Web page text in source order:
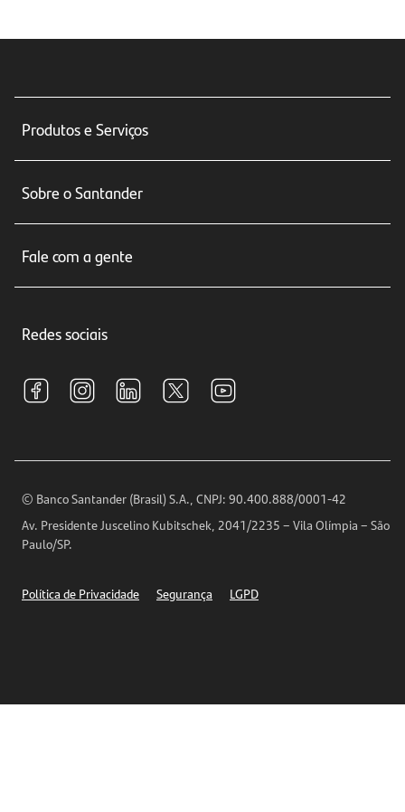
Produtos e Serviços
Seguros
Crédito e Financiamentos
Investimentos
Sobre o Santander
Relações com Investidores
Fale com a gente
Central de Renegociação
S.A.C
Encontre nossas agências
Horários de Atendimento
Telefones
Redes sociais
© Banco Santander (Brasil) S.A., CNPJ: 90.400.888/0001-42
Av. Presidente Juscelino Kubitschek, 2041/2235 – Vila Olímpia – São
Paulo/SP.
Política de Privacidade Segurança LGPD